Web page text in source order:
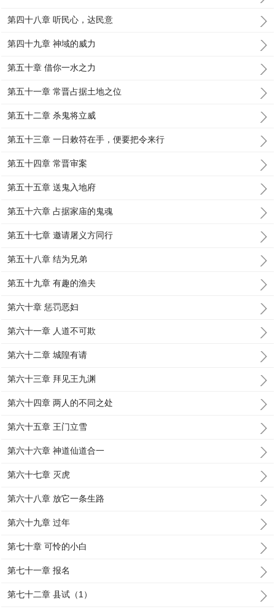
第四十八章 听民心，达民意
第四十九章 神域的威力
第五十章 借你一水之力
第五十一章 常晋占据土地之位
第五十二章 杀鬼将立威
第五十三章 一日敕符在手，便要把令来行
第五十四章 常晋审案
第五十五章 送鬼入地府
第五十六章 占据家庙的鬼魂
第五十七章 邀请屠义方同行
第五十八章 结为兄弟
第五十九章 有趣的渔夫
第六十章 惩罚恶妇
第六十一章 人道不可欺
第六十二章 城隍有请
第六十三章 拜见王九渊
第六十四章 两人的不同之处
第六十五章 王门立雪
第六十六章 神道仙道合一
第六十七章 灭虎
第六十八章 放它一条生路
第六十九章 过年
第七十章 可怜的小白
第七十一章 报名
第七十二章 县试（1）